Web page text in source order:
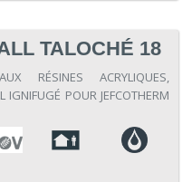
TALOCHÉ 18
RÉSINES ACRYLIQUES,
IGNIFUGÉ POUR JEFCOTHERM